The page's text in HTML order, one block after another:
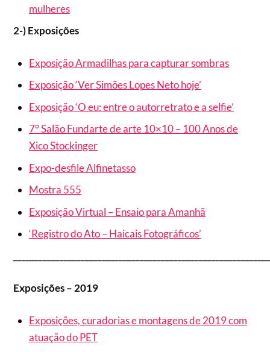
mulheres
2-) Exposições
Exposição Armadilhas para capturar sombras
Exposição ‘Ver Simões Lopes Neto hoje’
Exposição ‘O eu: entre o autorretrato e a selfie’
7° Salão Fundarte de arte 10×10 – 100 Anos de
Xico Stockinger
Expo-desfile Alfinetasso
Mostra 555
Exposição Virtual – Ensaio para Amanhã
‘Registro do Ato – Haicais Fotográficos’
Exposições – 2019
Exposições, curadorias e montagens de 2019 com
atuação do PET